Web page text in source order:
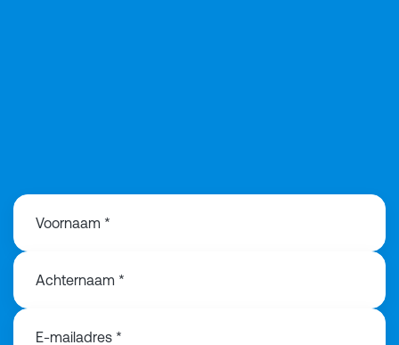
Voornaam *
Achternaam *
E-mailadres *